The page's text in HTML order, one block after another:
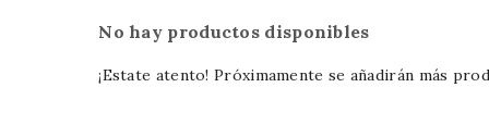
No hay productos disponibles
¡Estate atento! Próximamente se añadirán más